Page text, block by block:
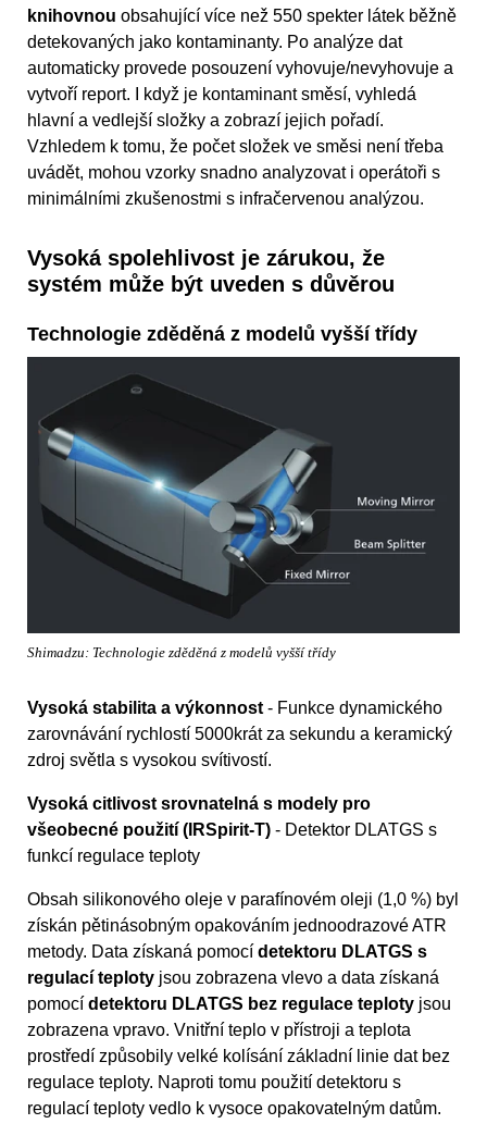
knihovnou obsahující více než 550 spekter látek běžně
detekovaných jako kontaminanty. Po analýze dat
automaticky provede posouzení vyhovuje/nevyhovuje a
vytvoří report. I když je kontaminant směsí, vyhledá
hlavní a vedlejší složky a zobrazí jejich pořadí.
Vzhledem k tomu, že počet složek ve směsi není třeba
uvádět, mohou vzorky snadno analyzovat i operátoři s
minimálními zkušenostmi s infračervenou analýzou.
Vysoká spolehlivost je zárukou, že
systém může být uveden s důvěrou
Technologie zděděná z modelů vyšší třídy
Shimadzu: Technologie zděděná z modelů vyšší třídy
Vysoká stabilita a výkonnost - Funkce dynamického
zarovnávání rychlostí 5000krát za sekundu a keramický
zdroj světla s vysokou svítivostí.
Vysoká citlivost srovnatelná s modely pro
všeobecné použití (IRSpirit-T) - Detektor DLATGS s
funkcí regulace teploty
Obsah silikonového oleje v parafínovém oleji (1,0 %) byl
získán pětinásobným opakováním jednoodrazové ATR
metody. Data získaná pomocí detektoru DLATGS s
regulací teploty jsou zobrazena vlevo a data získaná
pomocí detektoru DLATGS bez regulace teploty jsou
zobrazena vpravo. Vnitřní teplo v přístroji a teplota
prostředí způsobily velké kolísání základní linie dat bez
regulace teploty. Naproti tomu použití detektoru s
regulací teploty vedlo k vysoce opakovatelným datům.